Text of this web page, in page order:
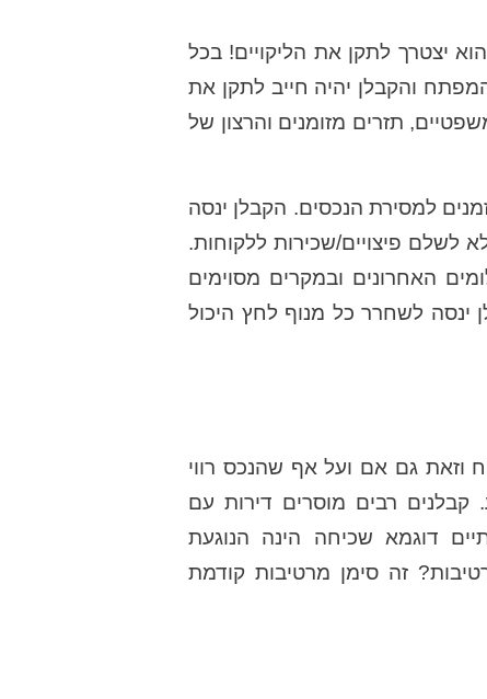
יצטרך לתקן את הליקויים! בכל
והקבלן יהיה חייב לתקן את
תזרים מזומנים והרצון של
למסירת הנכסים. הקבלן ינסה
לשלם פיצויים/שכירות ללקוחות.
האחרונים ובמקרים מסוימים
ינסה לשחרר כל מנוף לחץ היכול
וזאת גם אם ועל אף שהנכס רווי
קבלנים רבים מוסרים דירות עם
דוגמא שכיחה הינה הנוגעת
זה סימן מרטיבות קודמת